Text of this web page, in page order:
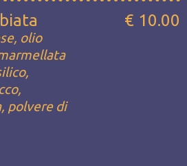
olio
polvere di
€ 10.00